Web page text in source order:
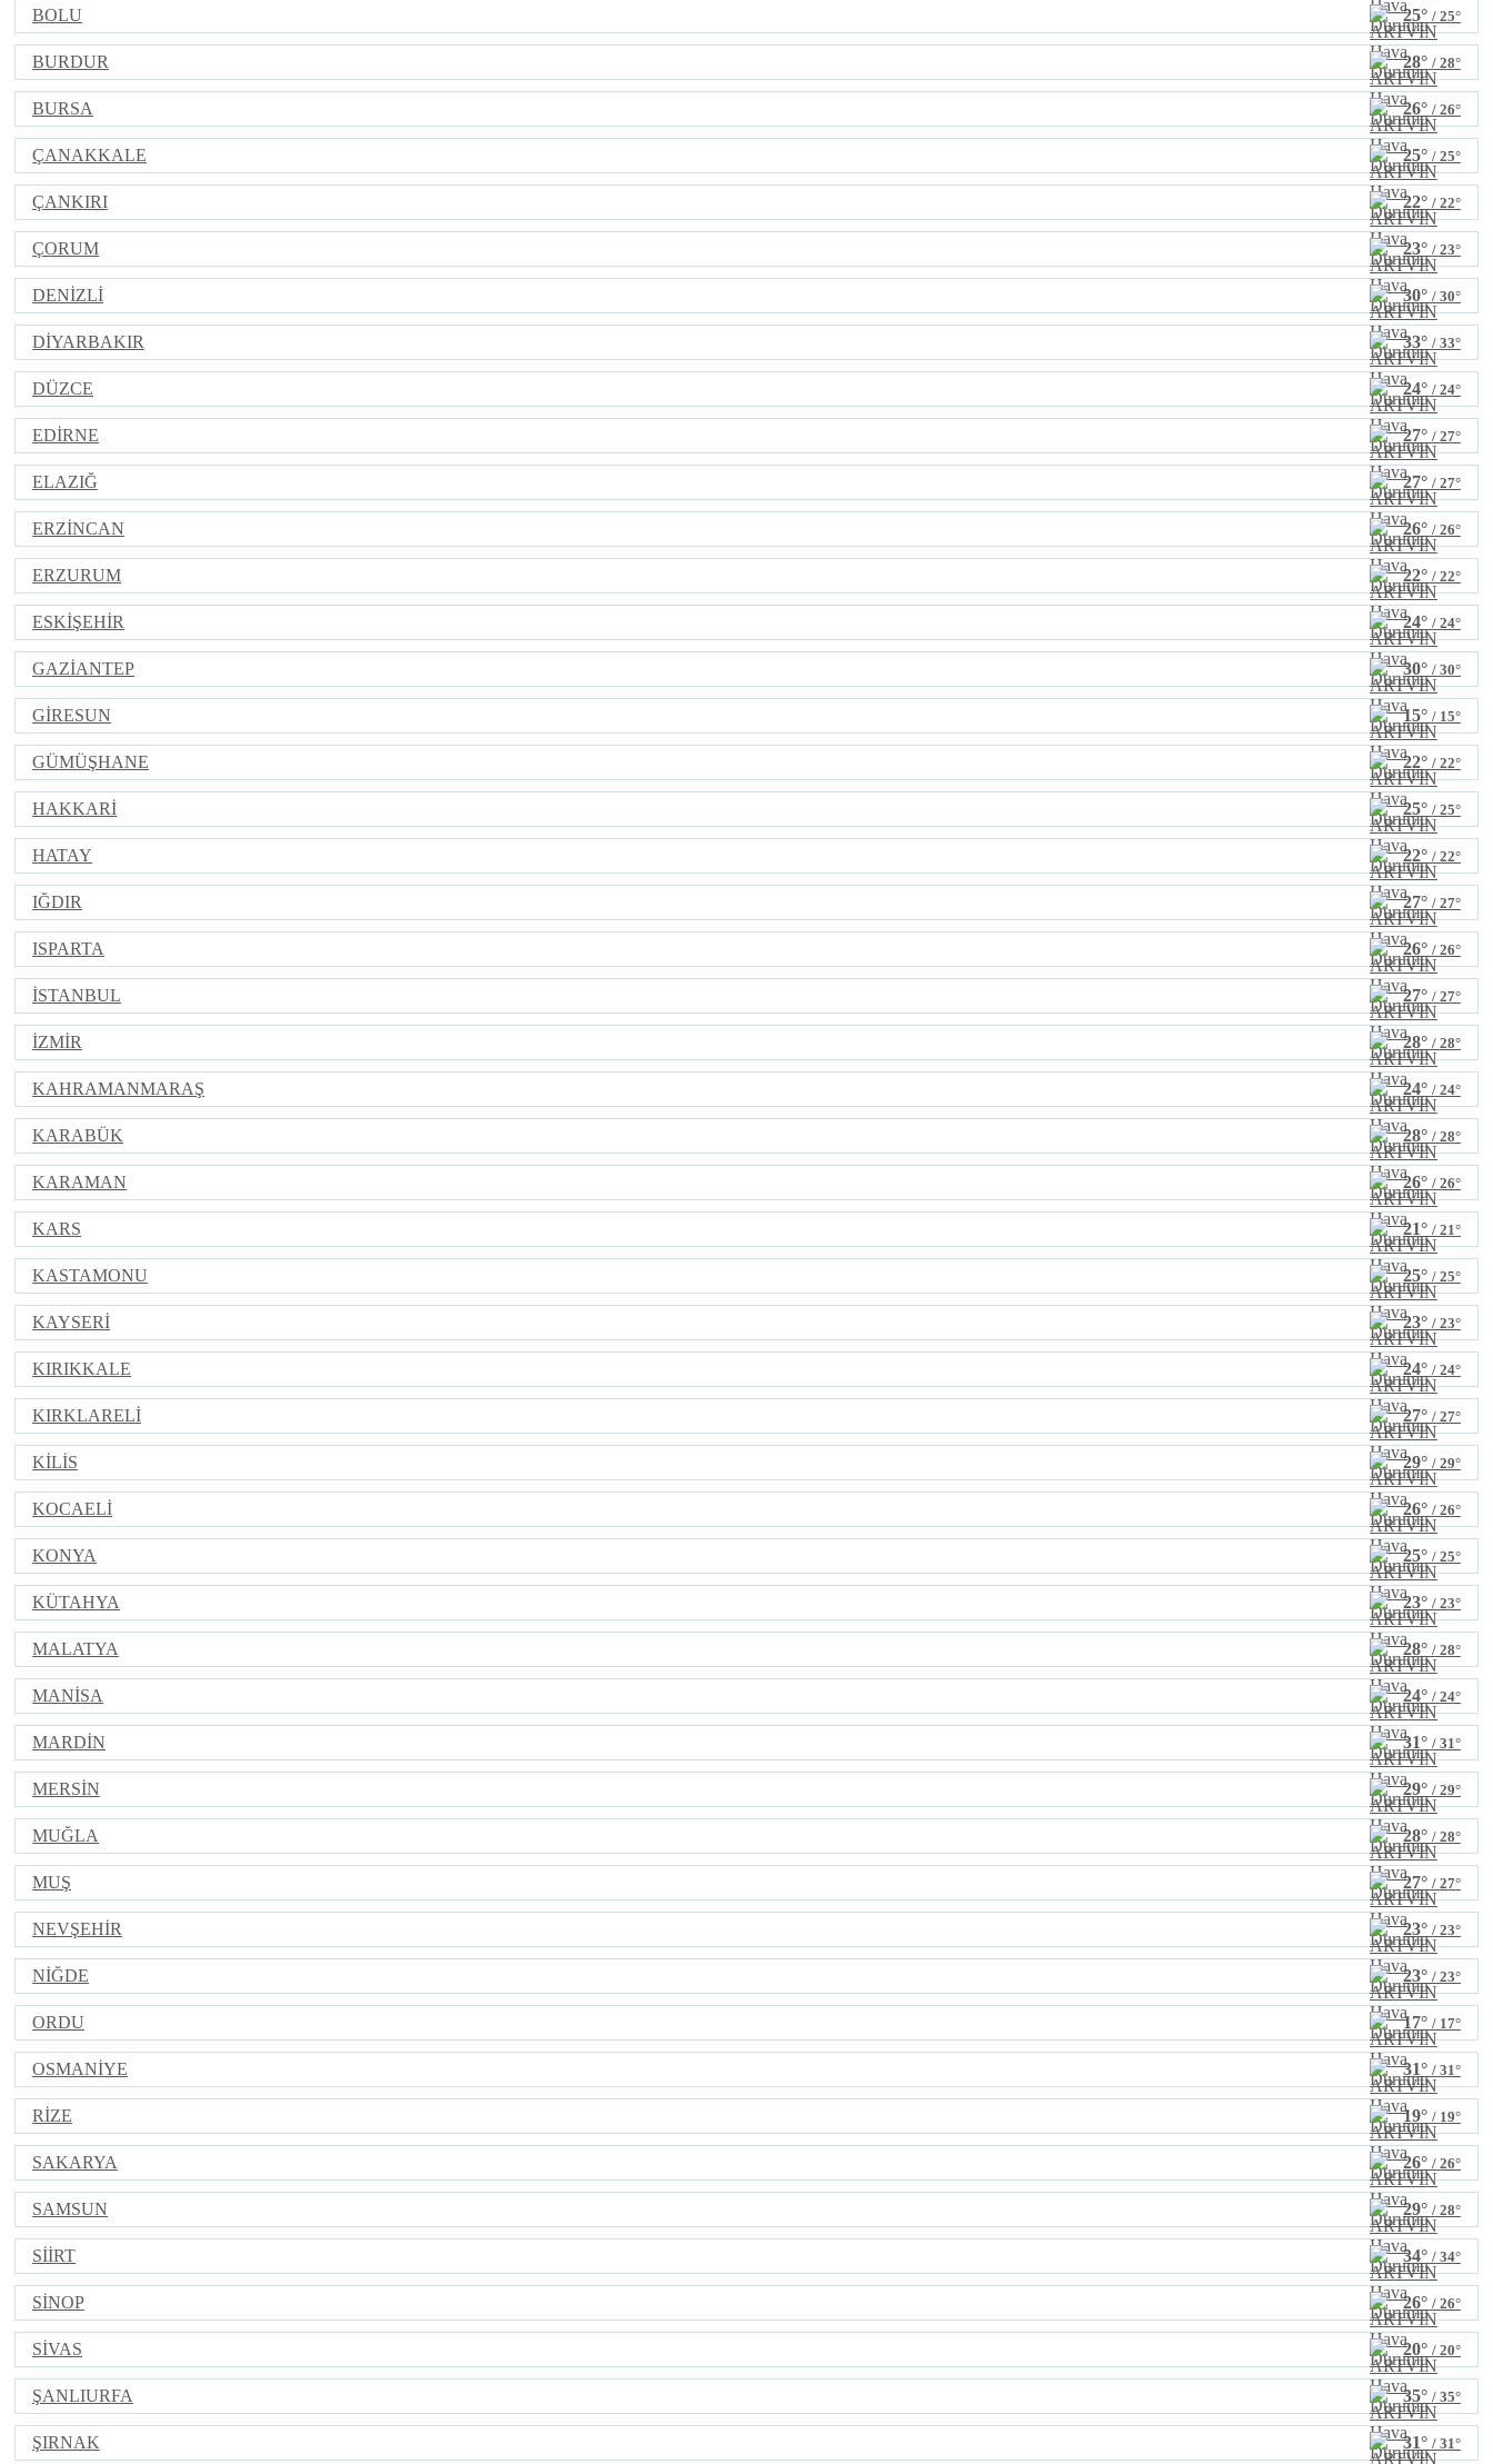
BOLU 25° / 25°
BURDUR 28° / 28°
BURSA 26° / 26°
ÇANAKKALE 25° / 25°
ÇANKIRI 22° / 22°
ÇORUM 23° / 23°
DENİZLİ 30° / 30°
DİYARBAKIR 33° / 33°
DÜZCE 24° / 24°
EDİRNE 27° / 27°
ELAZIĞ 27° / 27°
ERZİNCAN 26° / 26°
ERZURUM 22° / 22°
ESKİŞEHİR 24° / 24°
GAZİANTEP 30° / 30°
GİRESUN 15° / 15°
GÜMÜŞHANE 22° / 22°
HAKKARİ 25° / 25°
HATAY 22° / 22°
IĞDIR 27° / 27°
ISPARTA 26° / 26°
İSTANBUL 27° / 27°
İZMİR 28° / 28°
KAHRAMANMARAŞ 24° / 24°
KARABÜK 28° / 28°
KARAMAN 26° / 26°
KARS 21° / 21°
KASTAMONU 25° / 25°
KAYSERİ 23° / 23°
KIRIKKALE 24° / 24°
KIRKLARELİ 27° / 27°
KİLİS 29° / 29°
KOCAELİ 26° / 26°
KONYA 25° / 25°
KÜTAHYA 23° / 23°
MALATYA 28° / 28°
MANİSA 24° / 24°
MARDİN 31° / 31°
MERSİN 29° / 29°
MUĞLA 28° / 28°
MUŞ 27° / 27°
NEVŞEHİR 23° / 23°
NİĞDE 23° / 23°
ORDU 17° / 17°
OSMANİYE 31° / 31°
RİZE 19° / 19°
SAKARYA 26° / 26°
SAMSUN 29° / 28°
SİİRT 34° / 34°
SİNOP 26° / 26°
SİVAS 20° / 20°
ŞANLIURFA 35° / 35°
ŞIRNAK 31° / 31°